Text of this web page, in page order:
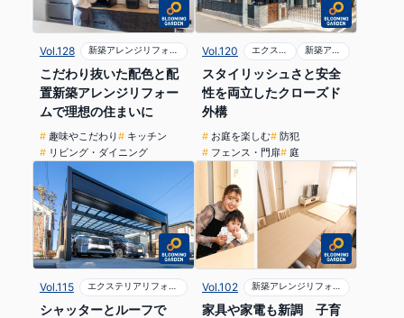
Vol.128 新築アレンジリフォーム
こだわり抜いた配色と配
置新築アレンジリフォー
ムで理想の住まいに
趣味やこだわり
キッチン
リビング・ダイニング
Vol.120 エクステリアリフォーム 新築アレンジリフォーム
スタイリッシュさと安全
性を両立したクローズド
外構
お庭を楽しむ
防犯
フェンス・門扉
庭
Vol.115 エクステリアリフォーム
シャッターとルーフで
Vol.102 新築アレンジリフォーム
家具や家電も新調 子育